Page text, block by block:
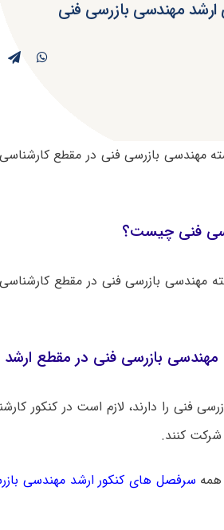
مهندسی بازرسی فنی
دفترچه آزمون کارشناسی ارشد ۱۴۰۵، رشته مهندسی بازرسی فنی در مقطع
فنی چیست؟
مهندسی بازرسی فنی در مقطع کارشناسی
بازرسی فنی در مقطع ارشد
فنی را دارند، لازم است در کنکور
سرفصل های کنکور ارشد مهندسی